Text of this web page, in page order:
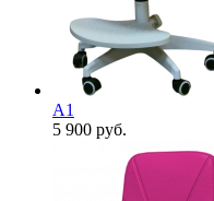
А1
5 900 руб.